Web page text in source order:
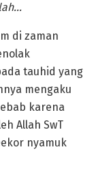
di zaman
tauhid yang
mengaku
karena
Allah SwT
nyamuk